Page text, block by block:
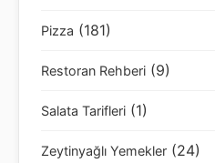
Pizza (181)
Restoran Rehberi (9)
Salata Tarifleri (1)
Zeytinyağlı Yemekler (24)